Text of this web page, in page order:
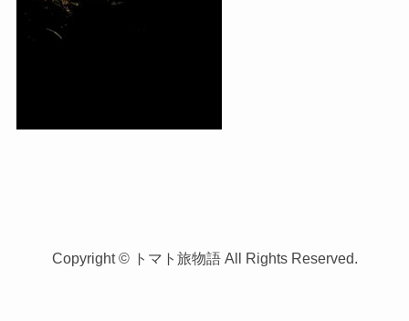
Copyright © トマト旅物語 All Rights Reserved.